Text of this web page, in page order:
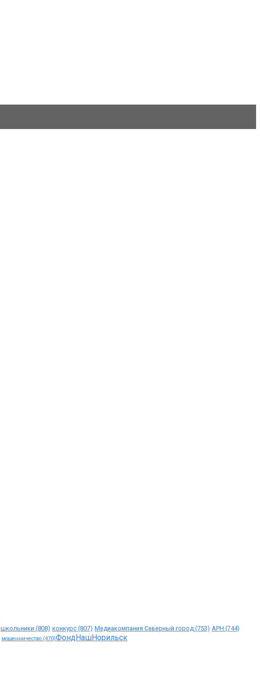
школьники (808) конкурс (807) Медиакомпания Северный город (753) АРН (744)
мошенничество (470)ФондНашНорильск